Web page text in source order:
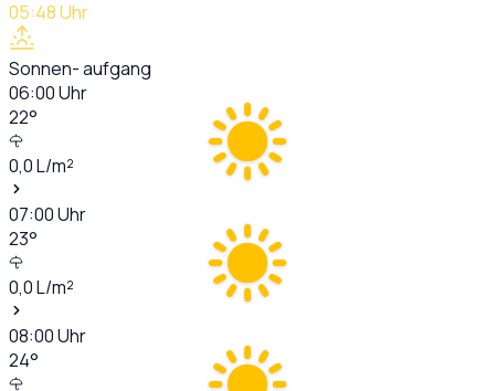
05:48Uhr
Sonnen- aufgang
06:00Uhr
22°
0,0L/m²
07:00Uhr
23°
0,0L/m²
08:00Uhr
24°